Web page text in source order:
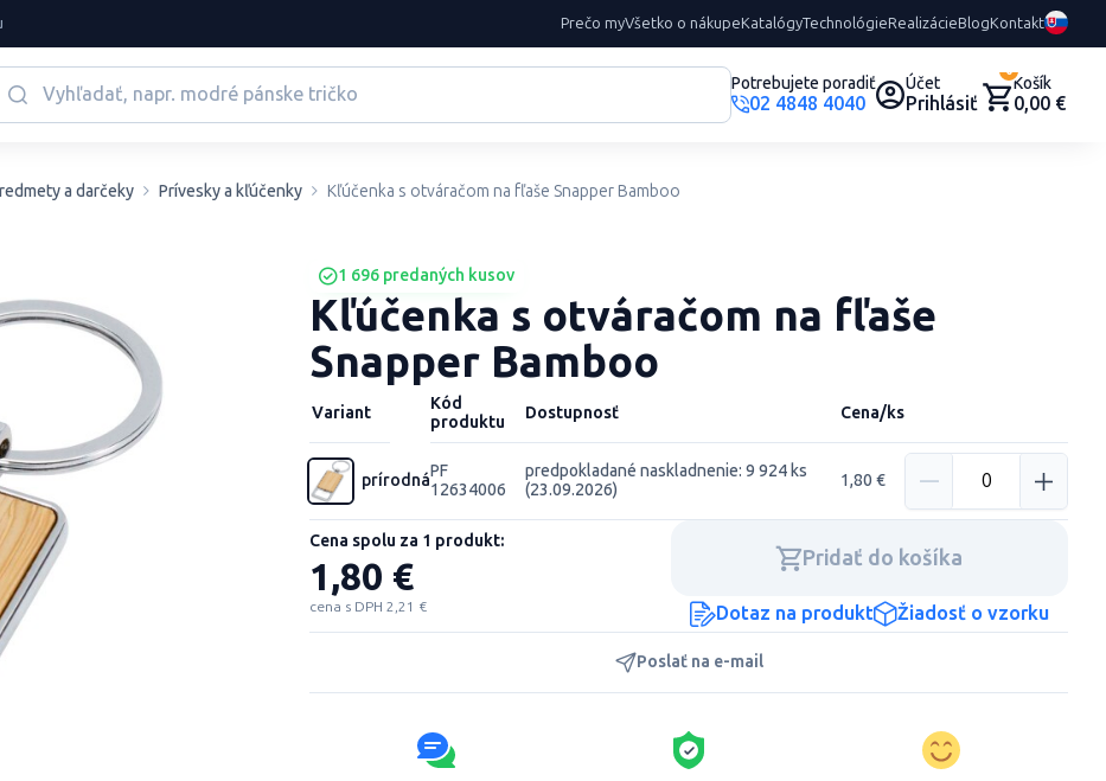
Prečo myVšetko o nákupeKatalógyTechnológieRealizácieBlogKontakt
Potrebujete poradiť
02 4848 4040
Účet
Prihlásiť
0
Košík
0,00 €
a darčeky Prívesky a kľúčenky Kľúčenka s otváračom na fľaše Snapper Bamboo
1 696 predaných kusov
Kľúčenka s otváračom na fľaše
Snapper Bamboo
Variant
Kód
produktu
Dostupnosť Cena/ks
prírodnáPF
12634006
predpokladané naskladnenie: 9 924 ks
(23.09.2026)
1,80 €
Cena spolu za 1 produkt:
1,80 €
cena s DPH 2,21 €
Pridať do košíka
Dotaz na produkt Žiadosť o vzorku
Poslať na e-mail